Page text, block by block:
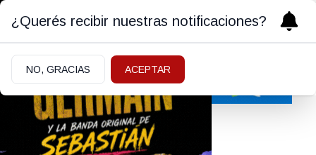
¿Querés recibir nuestras notificaciones?
NO, GRACIAS ACEPTAR